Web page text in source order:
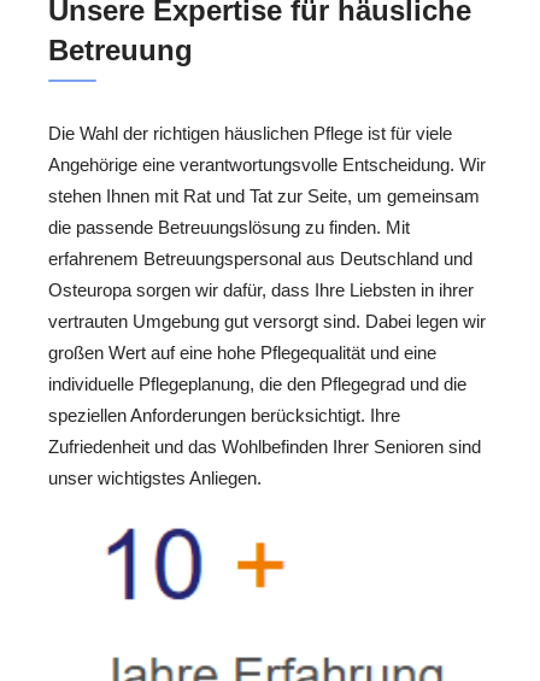
Unsere Expertise für häusliche
Betreuung
Die Wahl der richtigen häuslichen Pflege ist für viele
Angehörige eine verantwortungsvolle Entscheidung. Wir
stehen Ihnen mit Rat und Tat zur Seite, um gemeinsam
die passende Betreuungslösung zu finden. Mit
erfahrenem Betreuungspersonal aus Deutschland und
Osteuropa sorgen wir dafür, dass Ihre Liebsten in ihrer
vertrauten Umgebung gut versorgt sind. Dabei legen wir
großen Wert auf eine hohe Pflegequalität und eine
individuelle Pflegeplanung, die den Pflegegrad und die
speziellen Anforderungen berücksichtigt. Ihre
Zufriedenheit und das Wohlbefinden Ihrer Senioren sind
unser wichtigstes Anliegen.